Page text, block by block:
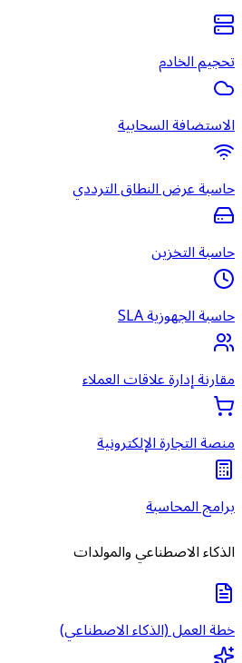
تحجيم الخادم
الاستضافة السحابية
حاسبة عرض النطاق الترددي
حاسبة التخزين
حاسبة الجهوزية SLA
مقارنة إدارة علاقات العملاء
منصة التجارة الإلكترونية
برامج المحاسبة
الذكاء الاصطناعي والمولدات
خطة العمل (الذكاء الاصطناعي)